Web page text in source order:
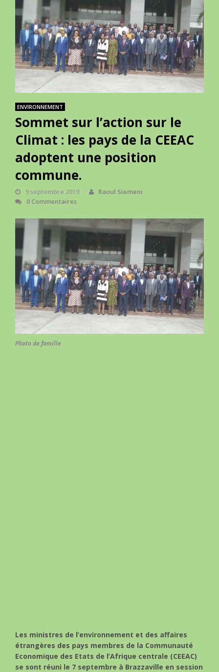
ENVIRONNEMENT
Sommet sur l’action sur le
Climat : les pays de la CEEAC
adoptent une position
commune.
9 septembre 2019
Raoul Siemeni
0 Commentaires
Photo de famille
Les ministres de l’environnement et des affaires
étrangères des pays membres de la Communauté
Economique des Etats de l’Afrique centrale (CEEAC)
se sont réuni le 7 septembre à Brazzaville en session